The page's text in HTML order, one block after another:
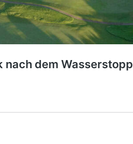
nach dem Wasserstopp